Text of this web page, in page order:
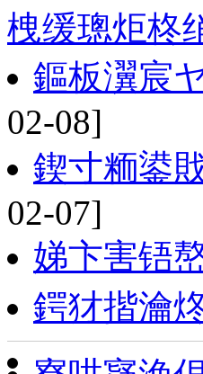
栧缓璁炬柊
鏂板瀷宸
02-08]
鍥寸粫鍙
02-07]
娣卞害铻
鍔犲揩瀹